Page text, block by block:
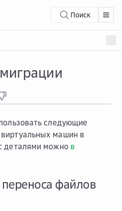
Поиск
следующие
машин в
деталями можно в
файлов